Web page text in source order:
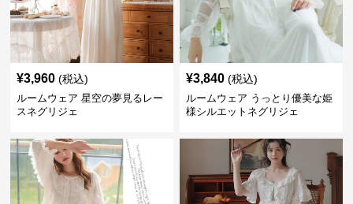
¥3,960 (税込)
ルームウェア 星空の夢見るレー
スネグリジェ
¥3,840 (税込)
ルームウェア うっとり優美な姫
様シルエットネグリジェ